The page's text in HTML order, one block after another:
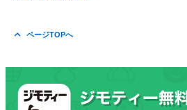
ページTOPへ